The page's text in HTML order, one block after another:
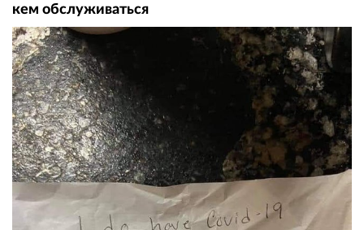
кем обслуживаться